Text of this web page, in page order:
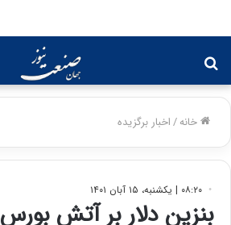
برای
خانه/اخبار برگزیده
۰۸:۲۰ | یکشنبه، ۱۵ آبان ۱۴۰۱
بنزین دلار بر آتش بورس